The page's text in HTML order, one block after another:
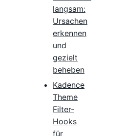
langsam:
Ursachen
erkennen
und
gezielt
beheben
Kadence
Theme
Filter-
Hooks
für